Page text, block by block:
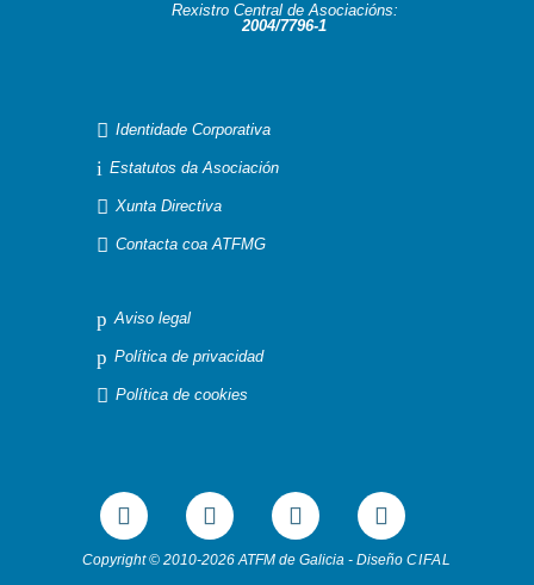
Rexistro Central de Asociacións:
2004/7796-1
 Identidade Corporativa
i Estatutos da Asociación
 Xunta Directiva
 Contacta coa ATFMG
p Aviso legal
p Política de privacidad
 Política de cookies
Copyright © 2010-2026 ATFM de Galicia - Diseño CIFAL